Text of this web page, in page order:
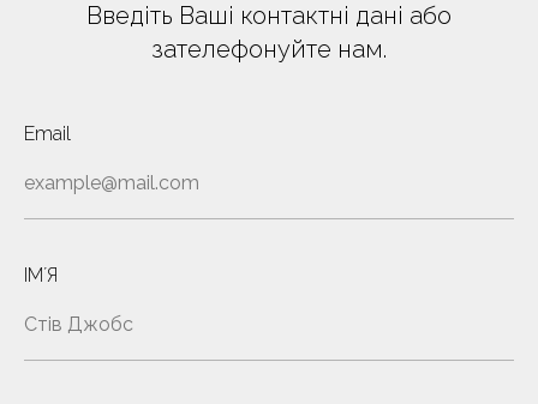
Введіть Ваші контактні дані або
зателефонуйте нам.
Email
ІМʼЯ